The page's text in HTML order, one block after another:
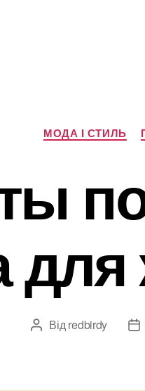
МОДА І СТИЛЬ
Автор
Від redbirdy